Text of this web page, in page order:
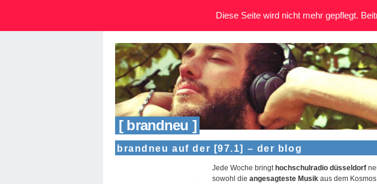
[ brandneu ]
brandneu auf der [97.1] – der blog
Jede Woche bringt hochschulradio düsseldorf
sowohl die angesagteste Musik aus dem
Diese Seite wird nicht mehr gepflegt.